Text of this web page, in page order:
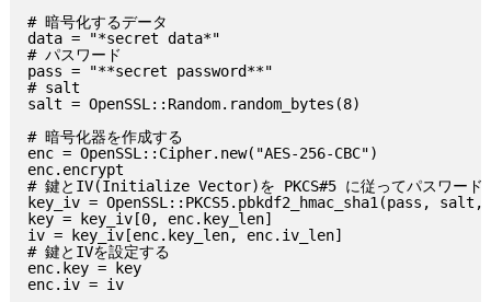
# 暗号化するデータ
data = "*secret data*"
# パスワード
pass = "**secret password**"
# salt
salt = OpenSSL::Random.random_bytes(8)
# 暗号化器を作成する
enc = OpenSSL::Cipher.new("AES-256-CBC")
enc.encrypt
# 鍵とIV(Initialize Vector)を PKCS#5 に従ってパスワード
key_iv = OpenSSL::PKCS5.pbkdf2_hmac_sha1(pass,
key = key_iv[0, enc.key_len]
iv = key_iv[enc.key_len, enc.iv_len]
# 鍵とIVを設定する
enc.key = key
enc.iv = iv